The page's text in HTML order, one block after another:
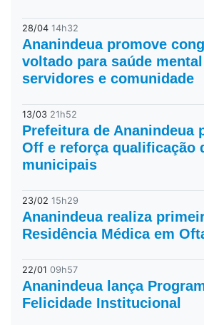
28/04 14h32
Ananindeua promove
voltado para saúde
servidores e comunidade
13/03 21h52
Prefeitura de Ananindeua
Off e reforça qualificação
municipais
23/02 15h29
Ananindeua realiza
Residência Médica em
22/01 09h57
Ananindeua lança
Felicidade Institucional